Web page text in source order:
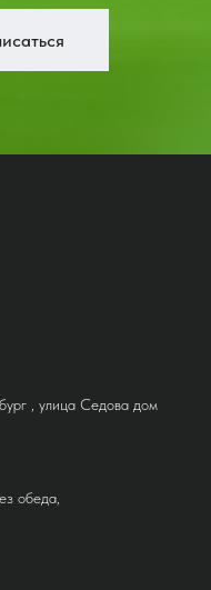
, улица Седова дом
обеда,